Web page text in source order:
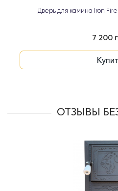
Дверь для камина Iron
7 200
ОТЗЫВЫ